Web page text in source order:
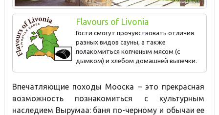
Flavours of Livonia
Гости смогут прочувствовать отличия
разных видов сауны, а также
полакомиться копченым мясом (с
дымком) и хлебом домашней выпечки.
Впечатляющие походы Мооска – это прекрасная
возможность познакомиться с культурным
наследием Вырумаа: баня по-черному и обычаи ее